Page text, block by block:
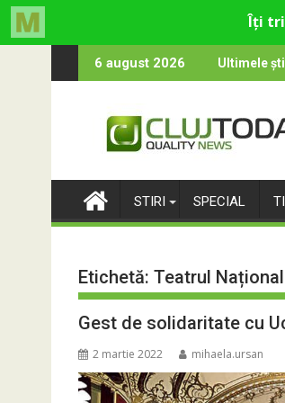
to
6 august 2026 Ultimele
și de divertisment din Cluj-Napoca
o întrebare
STIRI SPECIAL
Etichetă: Teatrul
Gest de solidaritate cu
2 martie 2022 mihaela.ursan